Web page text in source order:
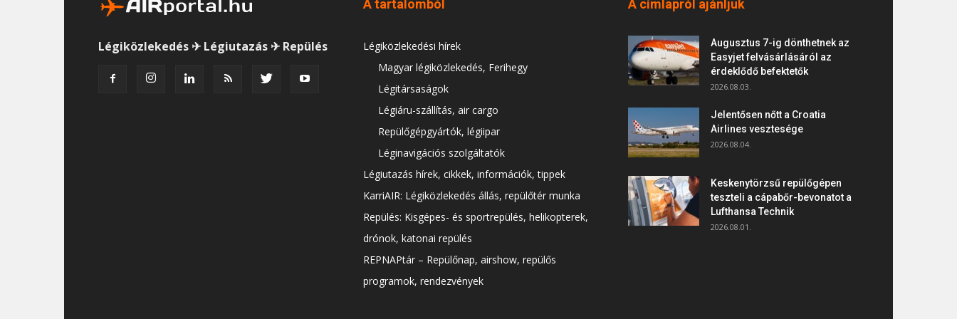
Légiközlekedés ✈ Légiutazás ✈ Repülés
A tartalomból
Légiközlekedési hírek
Magyar légiközlekedés, Ferihegy
Légitársaságok
Légiáru-szállítás, air cargo
Repülőgépgyártók, légiipar
Léginavigációs szolgáltatók
Légiutazás hírek, cikkek, információk, tippek
KarriAIR: Légiközlekedés állás, repülőtér munka
Repülés: Kisgépes- és sportrepülés, helikopterek,
drónok, katonai repülés
REPNAPtár – Repülőnap, airshow, repülős
programok, rendezvények
A címlapról ajánljuk
Augusztus 7-ig dönthetnek az
Easyjet felvásárlásáról az
érdeklődő befektetők
2026.08.03.
Jelentősen nőtt a Croatia
Airlines vesztesége
2026.08.04.
Keskenytörzsű repülőgépen
teszteli a cápabőr-bevonatot a
Lufthansa Technik
2026.08.01.